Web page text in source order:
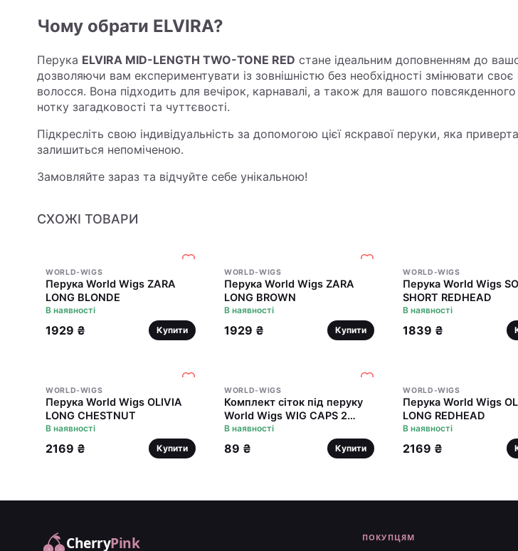
Чому обрати ELVIRA?
Перука ELVIRA MID-LENGTH TWO-TONE RED стане ідеальним доповненням до
дозволяючи вам експериментувати із зовнішністю без необхідності змінювати
волосся. Вона підходить для вечірок, карнавалі, а також для вашого
нотку загадковості та чуттєвості.
Підкресліть свою індивідуальність за допомогою цієї яскравої перуки, яка
залишиться непоміченою.
Замовляйте зараз та відчуйте себе унікальною!
СХОЖІ ТОВАРИ
WORLD-WIGS
Перука World Wigs ZARA
LONG BLONDE
В наявності
1929 ₴ Купити
WORLD-WIGS
Перука World Wigs ZARA
LONG BROWN
В наявності
1929 ₴ Купити
WORLD-WIGS
Перука World Wigs
SHORT REDHEAD
В наявності
1839 ₴
WORLD-WIGS
Перука World Wigs OLIVIA
LONG CHESTNUT
В наявності
2169 ₴ Купити
WORLD-WIGS
Комплект сіток під перуку
World Wigs WIG CAPS 2
FILETS SOUS (2 шт.)
В наявності
89 ₴ Купити
WORLD-WIGS
Перука World Wigs
LONG REDHEAD
В наявності
2169 ₴
CherryPink ПОКУПЦЯМ